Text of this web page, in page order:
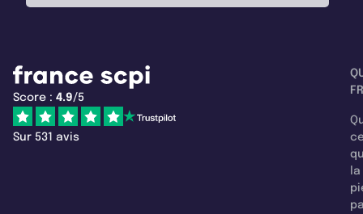
Score : 4.9/5
Sur 531 avis
la